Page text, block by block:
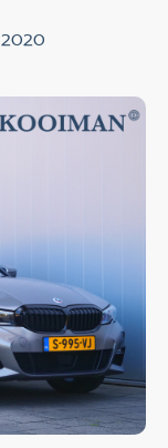
2020